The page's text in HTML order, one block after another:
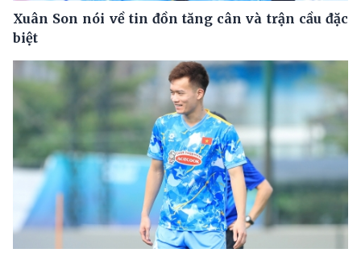
Xuân Son nói về tin đồn tăng cân và trận cầu đặc
biệt